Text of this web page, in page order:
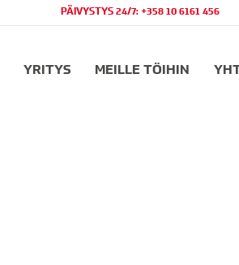
PÄIVYSTYS 24/7: +358 10 6161 456
YRITYS MEILLE TÖIHIN